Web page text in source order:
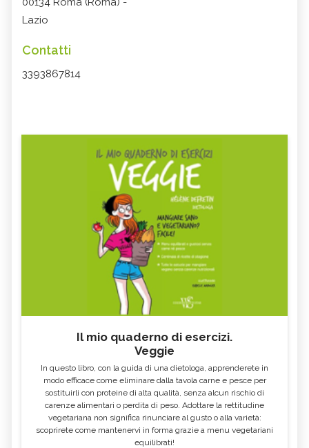
Lazio
Contatti
3393867814
Il mio quaderno di esercizi.
Veggie
In questo libro, con la guida di una dietologa, apprenderete in
modo efficace come eliminare dalla tavola carne e pesce per
sostituirli con proteine di alta qualità, senza alcun rischio di
carenze alimentari o perdita di peso. Adottare la rettitudine
vegetariana non significa rinunciare al gusto o alla varietà:
scoprirete come mantenervi in forma grazie a menu vegetariani
equilibrati!